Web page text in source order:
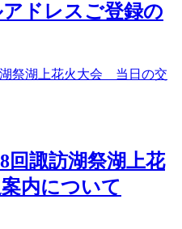
ドレスご登録の
諏訪湖祭湖上花
内について